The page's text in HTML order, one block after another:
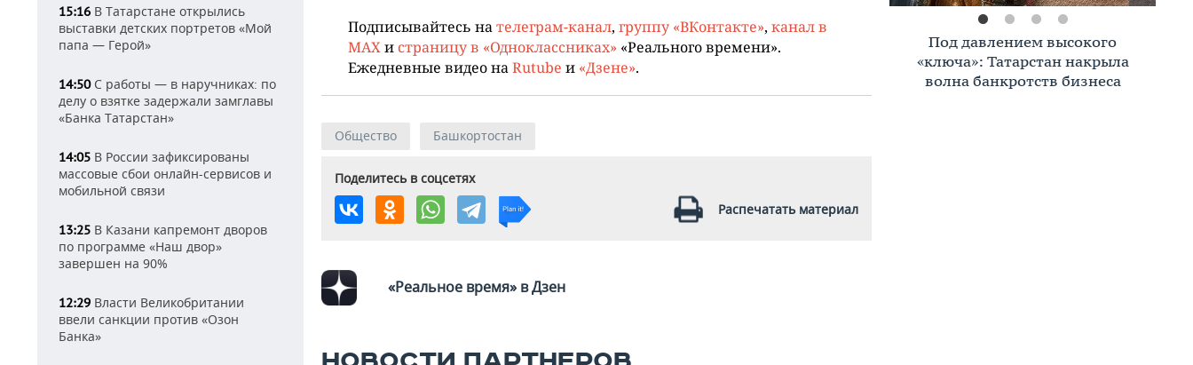
15:16 В Татарстане открылись
выставки детских портретов «Мой
папа — Герой»
14:50С работы — в наручниках: по
делу о взятке задержали замглавы
«Банка Татарстан»
14:05 В России зафиксированы
массовые сбои онлайн-сервисов и
мобильной связи
13:25 В Казани капремонт дворов
по программе «Наш двор»
завершен на 90%
12:29 Власти Великобритании
ввели санкции против «Озон
Банка»
Подписывайтесь на телеграм-канал, группу «ВКонтакте», канал в
MAX и страницу в «Одноклассниках» «Реального времени».
Ежедневные видео на Rutube и «Дзене».
Общество Башкортостан
Поделитесь в соцсетях
Распечатать материал
«Реальное время» в Дзен
Премиальное жилье в Казани:
тренды, критерии, покупатели в
2026 году